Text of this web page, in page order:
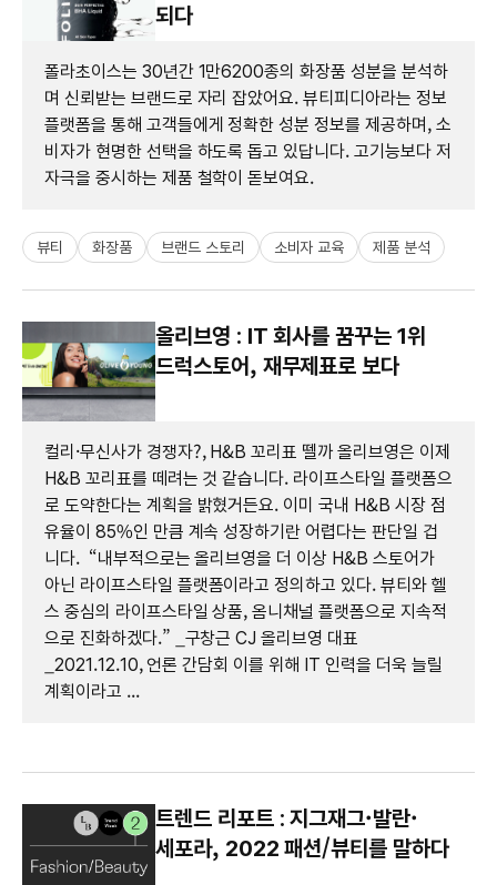
되다
폴라초이스는 30년간 1만6200종의 화장품 성분을 분석하
며 신뢰받는 브랜드로 자리 잡았어요. 뷰티피디아라는 정보
플랫폼을 통해 고객들에게 정확한 성분 정보를 제공하며, 소
비자가 현명한 선택을 하도록 돕고 있답니다. 고기능보다 저
자극을 중시하는 제품 철학이 돋보여요.
뷰티 화장품 브랜드 스토리 소비자 교육 제품 분석
올리브영 : IT 회사를 꿈꾸는 1위
드럭스토어, 재무제표로 보다
컬리·무신사가 경쟁자?, H&B 꼬리표 뗄까 올리브영은 이제
H&B 꼬리표를 떼려는 것 같습니다. 라이프스타일 플랫폼으
로 도약한다는 계획을 밝혔거든요. 이미 국내 H&B 시장 점
유율이 85%인 만큼 계속 성장하기란 어렵다는 판단일 겁
니다. “내부적으로는 올리브영을 더 이상 H&B 스토어가
아닌 라이프스타일 플랫폼이라고 정의하고 있다. 뷰티와 헬
스 중심의 라이프스타일 상품, 옴니채널 플랫폼으로 지속적
으로 진화하겠다.” _구창근 CJ 올리브영 대표
_2021.12.10, 언론 간담회 이를 위해 IT 인력을 더욱 늘릴
계획이라고 ...
트렌드 리포트 : 지그재그·발란·
세포라, 2022 패션/뷰티를 말하다